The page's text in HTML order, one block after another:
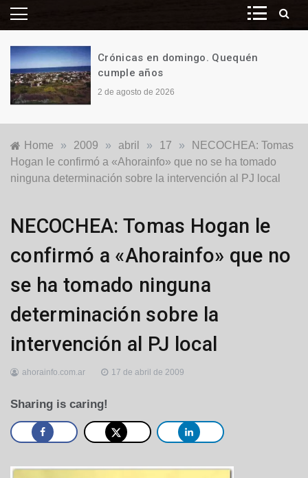
Crónicas en domingo. Quequén
cumple años
2 de agosto de 2026
Home » 2009 » abril » 17 »
NECOCHEA: Tomas
Hogan le confirmó a «Ahorainfo» que no se ha tomado
ninguna determinación sobre la intervención al PJ local
Locales
NECOCHEA: Tomas Hogan le
confirmó a «Ahorainfo» que no
se ha tomado ninguna
determinación sobre la
intervención al PJ local
ahorainfo.com.ar 17 de abril de 2009
Sharing is caring!